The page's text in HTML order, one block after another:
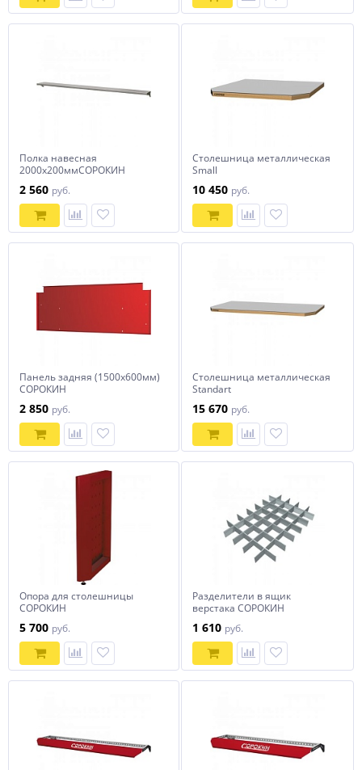
Полка навесная
2000х200ммСОРОКИН
2 560 руб.
Столешница металлическая
Small
10 450 руб.
Панель задняя (1500х600мм)
СОРОКИН
2 850 руб.
Столешница металлическая
Standart
15 670 руб.
Опора для столешницы
СОРОКИН
5 700 руб.
Разделители в ящик
верстака СОРОКИН
1 610 руб.